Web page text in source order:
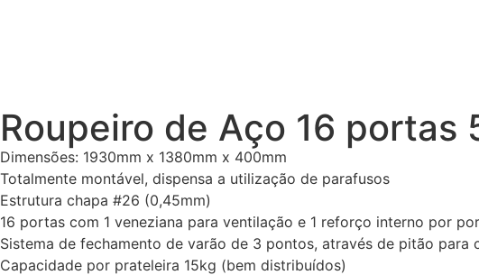
Roupeiro de Aço 16 portas
Dimensões: 1930mm x 1380mm x 400mm
Totalmente montável, dispensa a utilização de parafusos
Estrutura chapa #26 (0,45mm)
16 portas com 1 veneziana para ventilação e 1 reforço interno por
Sistema de fechamento de varão de 3 pontos, através de pitão para
Capacidade por prateleira 15kg (bem distribuídos)